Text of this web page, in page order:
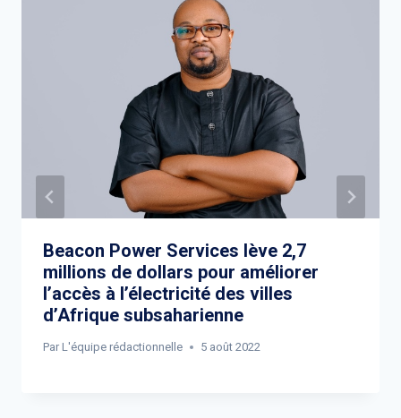
Beacon Power Services lève 2,7
millions de dollars pour améliorer
l’accès à l’électricité des villes
d’Afrique subsaharienne
Par L'équipe rédactionnelle 5 août 2022